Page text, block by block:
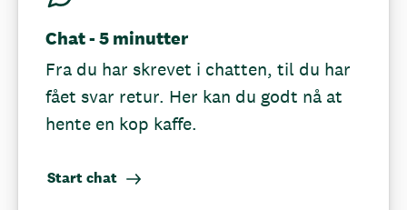
Chat - 5 minutter
Fra du har skrevet i chatten, til du har
fået svar retur. Her kan du godt nå at
hente en kop kaffe.
Start chat